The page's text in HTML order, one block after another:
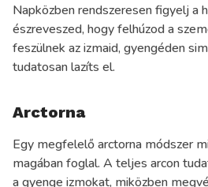
Napközben rendszeresen figyelj a
észreveszed, hogy felhúzod a
feszülnek az izmaid, gyengéden
tudatosan lazíts el.
Arctorna
Egy megfelelő arctorna módszer
magában foglal. A teljes arcon
a gyenge izmokat, miközben